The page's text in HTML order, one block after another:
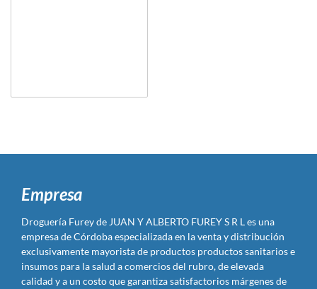
Empresa
Droguería Furey de JUAN Y ALBERTO FUREY S R L es una
empresa de Córdoba especializada en la venta y distribución
exclusivamente mayorista de productos productos sanitarios e
insumos para la salud a comercios del rubro, de elevada
calidad y a un costo que garantiza satisfactorios márgenes de